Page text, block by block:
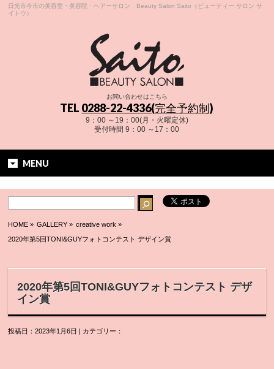
日光市今市の美容室・美容院・ヘアーサロン Beauty Salon Saito（ビューティー サロン サ
イトウ）
お問い合わせはこちら
TEL 0288-22-4336(完全予約制)
9：00 ～19：00(月・火曜定休)
受付時間 9：00 ～17：00
MENU
HOME » GALLERY » creative work »
2020年第5回TONI&GUYフォトコンテスト デザイン賞
2020年第5回TONI&GUYフォトコンテスト デザ
イン賞
投稿日：2023年1月6日 | カテゴリー：